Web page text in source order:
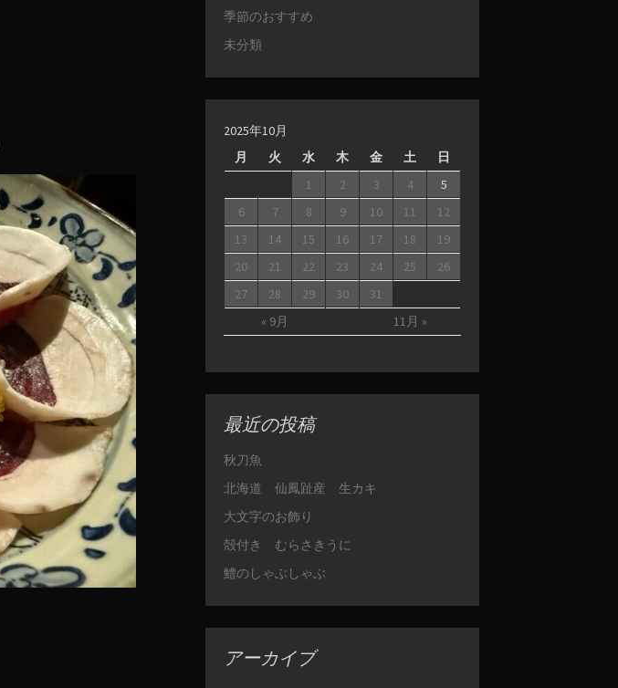
季節のおすすめ
未分類
2025年10月
月
火 水 木 金 土 日
« 9月 11月 »
1 2 3 4
5
6
7 8 9 10 11
12
13
14 15 16 17 18
19
20
21 22 23 24 25
26
27
28 29 30 31
最近の投稿
秋刀魚
北海道 仙鳳趾産 生カキ
大文字のお飾り
殻付き むらさきうに
鱧のしゃぶしゃぶ
アーカイブ